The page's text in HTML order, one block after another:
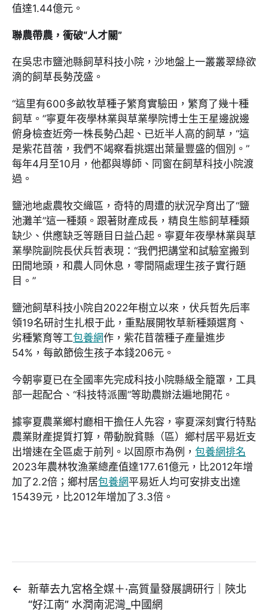
值達1.44億元。
聯農帶農，衝破“人才關”
在吳忠市鹽池縣飼草科技小院，沙地盤上一叢叢翠綠欲
滴的飼草長勢茂盛。
“這里有600多畝牧草種子繁育實驗田，繁育了幾十種
飼草。”寧夏年夜學林業與草業學院博士生王星邊說邊
俯身檢查近旁一株長勢凸起、已近半人高的飼草，“這
是紫花苜蓿，我們不竭察看挑選出葉量豐盛的個別。”
每年4月至10月，他都與導師、同窗在飼草科技小院渡
過。
鹽池地處農牧交織區，奇特的周遭的狀況孕育出了“鹽
池灘羊”這一種類。跟著財產成長，精良生態飼草種類
缺少、供應缺乏等題目日益凸起。寧夏年夜學林業與草
業學院副院長伏兵哲表現：“我們把講堂和試驗室搬到
田間地頭，和農人同休息，零間隔處理生孩子實行題
目。”
鹽池飼草科技小院自2022年樹立以來，伏兵哲先后率
領19名研討生扎根于此，重點展開牧草新種類選育、
劣種繁育等工包養網作，紫花苜蓿種子產量進步
54%，每畝節儉生孩子本錢206元。
今朝寧夏已在全國率先完成科技小院縣級全籠罩，工具
部一起配合、“科技特派團”等助農辦法遍地開花。
據寧夏農業鄉村廳相干擔任人先容，寧夏深刻實行特點
農業財產提質打算，帶動脫貧縣（區）鄉村居平易近支
出增速在全區處于前列。以固原市為例， 包養網排名
2023年農林牧漁業總產值達177.61億元，比2012年增
加了2.2倍；鄉村居包養網平易近人均可安排支出達
15439元，比2012年增加了3.3倍。
← 新華去九宮格全媒＋·高質量發展調研行｜陜北
“好江南” 水潤南泥灣_中國網